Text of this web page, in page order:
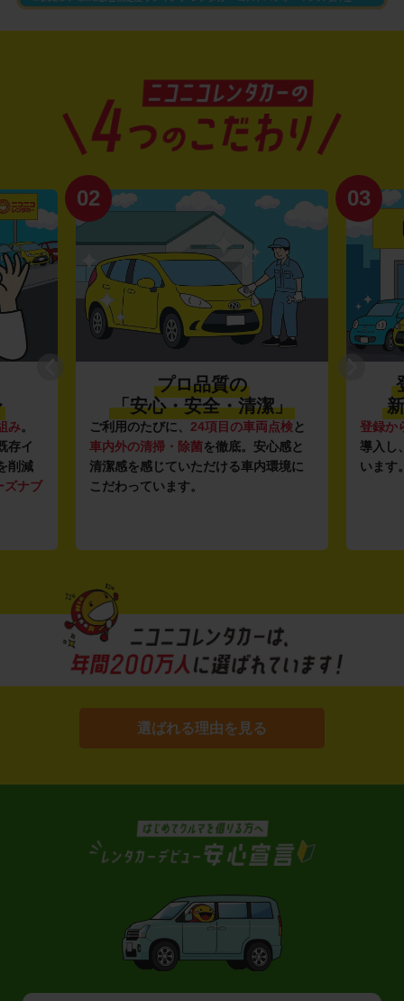
み。
存イ
削減
ズナブ
02
プロ品質の
「安心・安全・清潔」
ご利用のたびに、 24項目の車両点検と
車内外の清掃・除菌を徹底。安心感と
清潔感を感じていただける車内環境に
こだわっています。
03
登録か
導入し
います
選ばれる理由を見る